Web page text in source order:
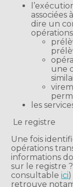
associées
dire un
une
les
Le registre
Une fois
opérations
informations
sur le registre
consultableici
retrouve